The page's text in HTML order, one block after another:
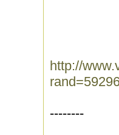
http://
--------